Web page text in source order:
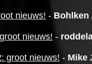
nieuws! - Bohlken
nieuws! -
groot nieuws! - Mike